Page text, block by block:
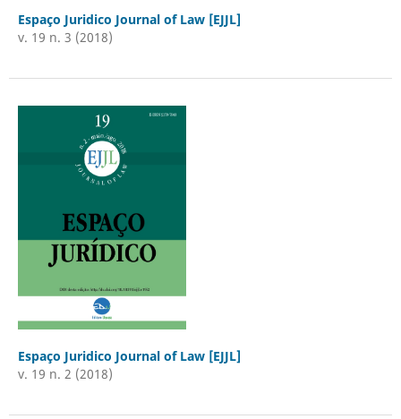
Espaço Juridico Journal of Law [EJJL]
v. 19 n. 3 (2018)
Espaço Juridico Journal of Law [EJJL]
v. 19 n. 2 (2018)